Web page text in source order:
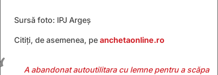
Sursă foto: IPJ Argeș
Citiți, de asemenea, pe anchetaonline.ro
A abandonat autoutilitara cu lemne pentru a scăpa